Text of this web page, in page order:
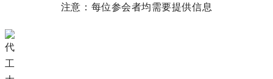
注意：每位参会者均需要提供信息